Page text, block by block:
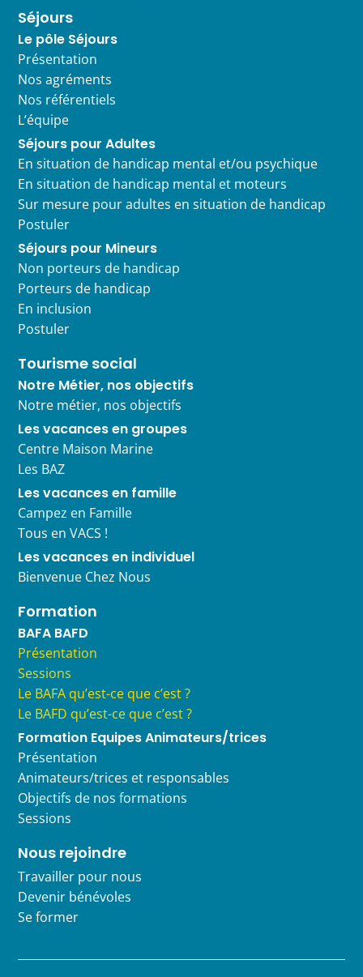
Séjours
Le pôle Séjours
Présentation
Nos agréments
Nos référentiels
L’équipe
Séjours pour Adultes
En situation de handicap mental et/ou psychique
En situation de handicap mental et moteurs
Sur mesure pour adultes en situation de handicap
Postuler
Séjours pour Mineurs
Non porteurs de handicap
Porteurs de handicap
En inclusion
Postuler
Tourisme social
Notre Métier, nos objectifs
Notre métier, nos objectifs
Les vacances en groupes
Centre Maison Marine
Les BAZ
Les vacances en famille
Campez en Famille
Tous en VACS !
Les vacances en individuel
Bienvenue Chez Nous
Formation
BAFA BAFD
Présentation
Sessions
Le BAFA qu’est-ce que c’est ?
Le BAFD qu’est-ce que c’est ?
Formation Equipes Animateurs/trices
Présentation
Animateurs/trices et responsables
Objectifs de nos formations
Sessions
Nous rejoindre
Travailler pour nous
Devenir bénévoles
Se former